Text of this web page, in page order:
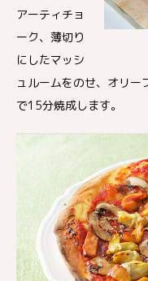
アーティチョ
ーク、薄切り
にしたマッシ
ュルームをのせ、オリ
で15分焼成します。